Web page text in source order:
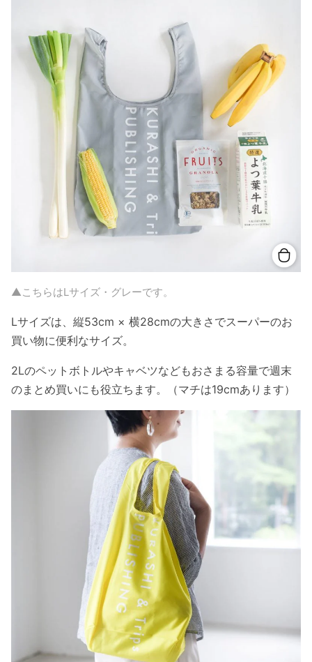
▲こちらはLサイズ・グレーです。
Lサイズは、縦53cm × 横28cmの大きさでスーパーのお
買い物に便利なサイズ。
2Lのペットボトルやキャベツなどもおさまる容量で週末
のまとめ買いにも役立ちます。（マチは19cmあります）